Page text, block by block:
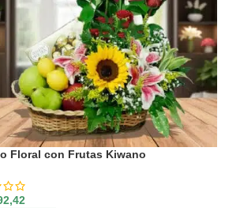
Floral con Frutas Kiwano